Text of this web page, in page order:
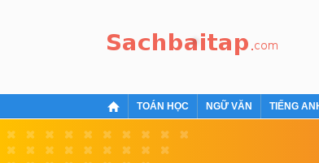
TOÁN HỌC NGỮ VĂN TIẾNG